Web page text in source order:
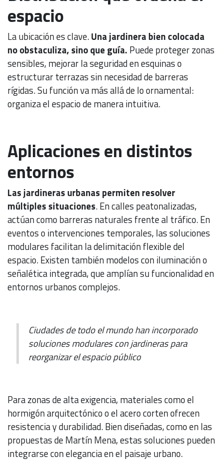
espacio
La ubicación es clave.Una jardinera bien colocada
no obstaculiza, sino que guía. Puede proteger zonas
sensibles, mejorar la seguridad en esquinas o
estructurar terrazas sin necesidad de barreras
rígidas. Su función va más allá de lo ornamental:
organiza el espacio de manera intuitiva.
Aplicaciones en distintos
entornos
Las jardineras urbanas permiten resolver
múltiples situaciones. En calles peatonalizadas,
actúan como barreras naturales frente al tráfico. En
eventos o intervenciones temporales, las soluciones
modulares facilitan la delimitación flexible del
espacio. Existen también modelos con iluminación o
señalética integrada, que amplían su funcionalidad en
entornos urbanos complejos.
Ciudades de todo el mundo han incorporado
soluciones modulares con jardineras para
reorganizar el espacio público
Para zonas de alta exigencia, materiales como el
hormigón arquitectónico o el acero corten ofrecen
resistencia y durabilidad. Bien diseñadas, como en las
propuestas de Martín Mena, estas soluciones pueden
integrarse con elegancia en el paisaje urbano.